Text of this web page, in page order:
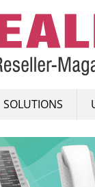
SOLUTIONS